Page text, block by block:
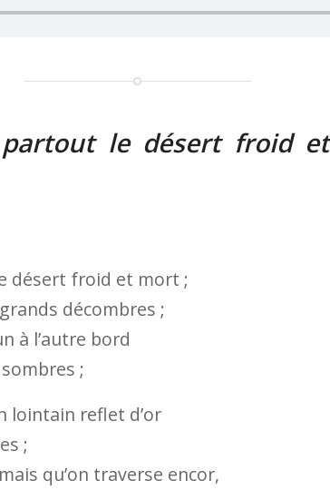
partout le désert froid
désert froid et mort ;
décombres ;
à l’autre bord
;
lointain reflet d’or
;
qu’on traverse encor,